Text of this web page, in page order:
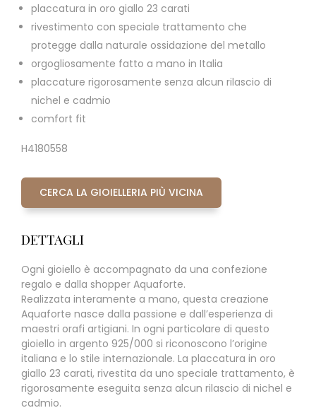
placcatura in oro giallo 23 carati
rivestimento con speciale trattamento che
protegge dalla naturale ossidazione del metallo
orgogliosamente fatto a mano in Italia
placcature rigorosamente senza alcun rilascio di
nichel e cadmio
comfort fit
H4180558
CERCA LA GIOIELLERIA PIÙ VICINA
DETTAGLI
Ogni gioiello è accompagnato da una confezione
regalo e dalla shopper Aquaforte.
Realizzata interamente a mano, questa creazione
Aquaforte nasce dalla passione e dall’esperienza di
maestri orafi artigiani. In ogni particolare di questo
gioiello in argento 925/000 si riconoscono l’origine
italiana e lo stile internazionale. La placcatura in oro
giallo 23 carati, rivestita da uno speciale trattamento, è
rigorosamente eseguita senza alcun rilascio di nichel e
cadmio.